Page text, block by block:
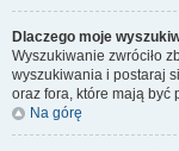
Dlaczego moje
Wyszukiwanie zwróciło
wyszukiwania i postaraj
oraz fora, które mają być
Na górę